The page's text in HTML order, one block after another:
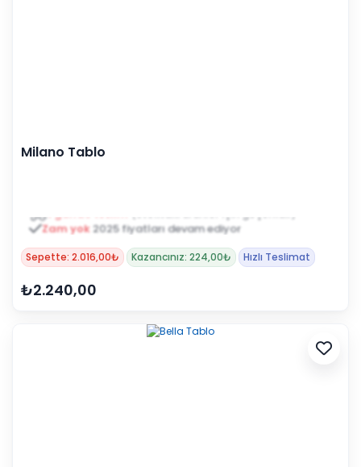
Milano Tablo
Zam yok 2025 fiyatları devam ediyor
Sepette: 2.016,00₺ Kazancınız: 224,00₺ Hızlı Teslimat
₺2.240,00